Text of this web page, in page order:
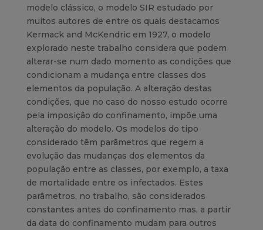
modelo clássico, o modelo SIR estudado por
muitos autores de entre os quais destacamos
Kermack and McKendric em 1927, o modelo
explorado neste trabalho considera que podem
alterar-se num dado momento as condições que
condicionam a mudança entre classes dos
elementos da população. A alteração destas
condições, que no caso do nosso estudo ocorre
pela imposição do confinamento, impõe uma
alteração do modelo. Os modelos do tipo
considerado têm parâmetros que regem a
evolução das mudanças dos elementos da
população entre as classes, por exemplo, a taxa
de mortalidade entre os infectados. Estes
parâmetros, no trabalho, são considerados
constantes antes do confinamento mas, a partir
da data do confinamento mudam para outros